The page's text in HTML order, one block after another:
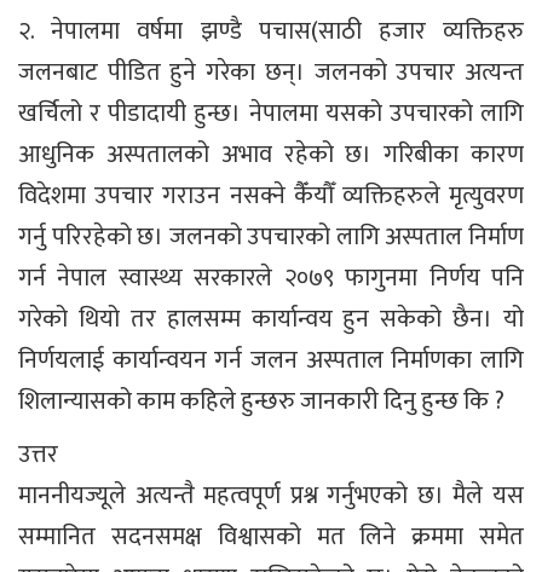
२. नेपालमा वर्षमा झण्डै पचास(साठी हजार व्यक्तिहरु
जलनबाट पीडित हुने गरेका छन्। जलनको उपचार अत्यन्त
खर्चिलो र पीडादायी हुन्छ। नेपालमा यसको उपचारको लागि
आधुनिक अस्पतालको अभाव रहेको छ। गरिबीका कारण
विदेशमा उपचार गराउन नसक्ने कैँयौँ व्यक्तिहरुले मृत्युवरण
गर्नु परिरहेको छ। जलनको उपचारको लागि अस्पताल निर्माण
गर्न नेपाल स्वास्थ्य सरकारले २०७९ फागुनमा निर्णय पनि
गरेको थियो तर हालसम्म कार्यान्वय हुन सकेको छैन। यो
निर्णयलाई कार्यान्वयन गर्न जलन अस्पताल निर्माणका लागि
शिलान्यासको काम कहिले हुन्छरु जानकारी दिनु हुन्छ कि ?
उत्तर
माननीयज्यूले अत्यन्तै महत्वपूर्ण प्रश्न गर्नुभएको छ। मैले यस
सम्मानित सदनसमक्ष विश्वासको मत लिने क्रममा समेत